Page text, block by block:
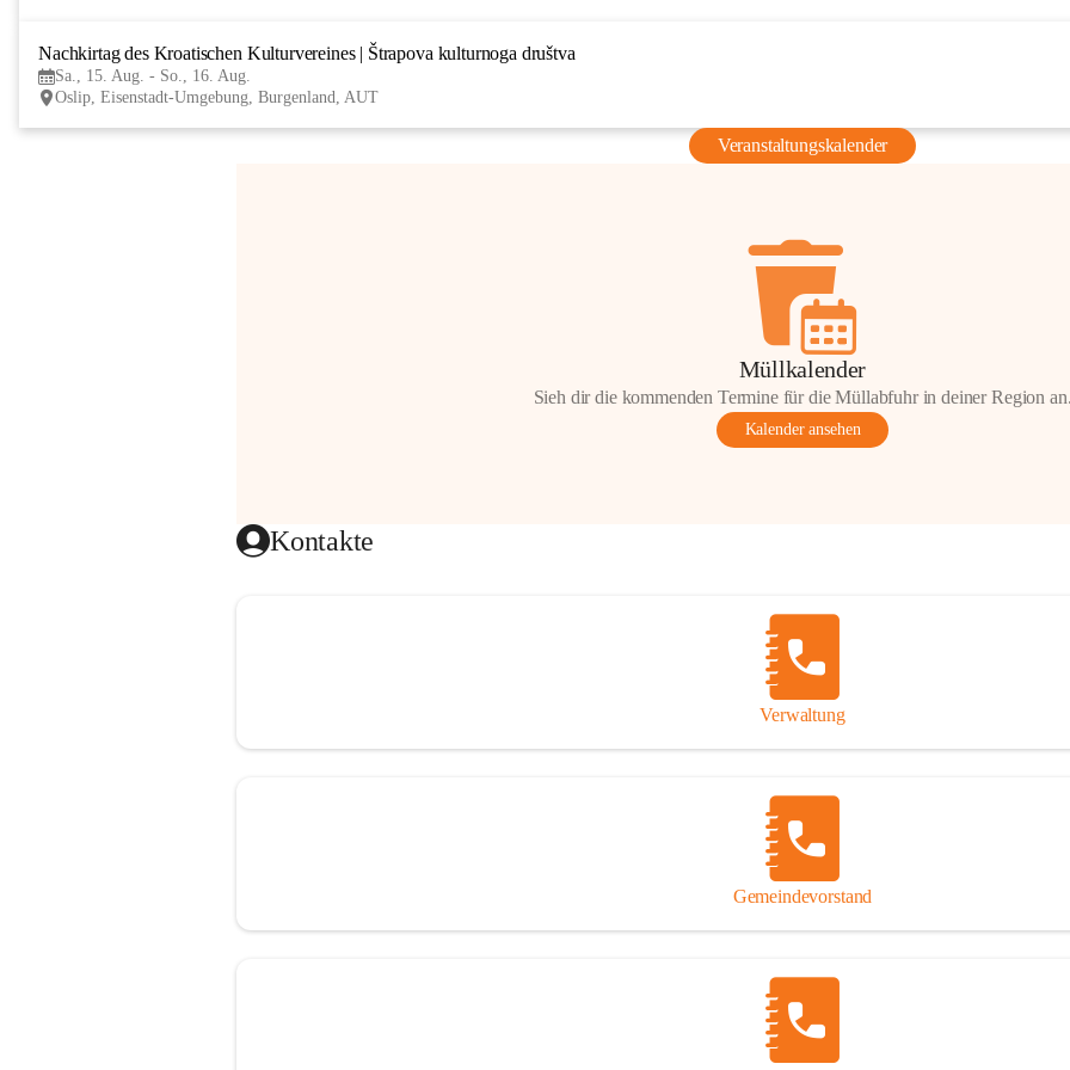
Nachkirtag des Kroatischen Kulturvereines | Štrapova kulturnoga društva
Sa., 15. Aug. - So., 16. Aug.
Oslip, Eisenstadt-Umgebung, Burgenland, AUT
Veranstaltungskalender
Müllkalender
Sieh dir die kommenden Termine für die Müllabfuhr in deiner Region an.
Kalender ansehen
Kontakte
Verwaltung
Gemeindevorstand